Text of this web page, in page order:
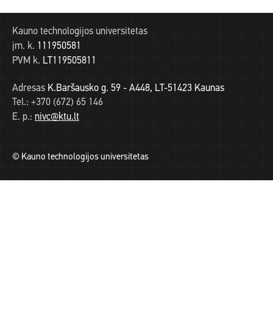
Kauno technologijos universitetas
įm. k. 111950581
PVM k. LT119505811
Adresas K.Baršausko g. 59 - A448, LT-51423 Kaunas
Tel.: +370 (672) 65 146
E. p.: nivc@ktu.lt
© Kauno technologijos universitetas